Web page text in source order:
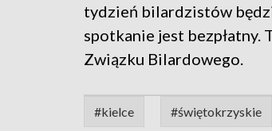
tydzień bilardzistów
spotkanie jest bezpłatny.
Związku Bilardowego.
#kielce #świętokrzyskie